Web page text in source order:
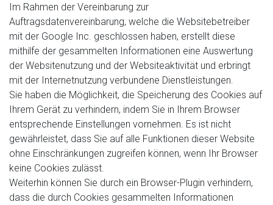
Im Rahmen der Vereinbarung zur
Auftragsdatenvereinbarung, welche die Websitebetreiber
mit der Google Inc. geschlossen haben, erstellt diese
mithilfe der gesammelten Informationen eine Auswertung
der Websitenutzung und der Websiteaktivität und erbringt
mit der Internetnutzung verbundene Dienstleistungen.
Sie haben die Möglichkeit, die Speicherung des Cookies auf
Ihrem Gerät zu verhindern, indem Sie in Ihrem Browser
entsprechende Einstellungen vornehmen. Es ist nicht
gewährleistet, dass Sie auf alle Funktionen dieser Website
ohne Einschränkungen zugreifen können, wenn Ihr Browser
keine Cookies zulässt.
Weiterhin können Sie durch ein Browser-Plugin verhindern,
dass die durch Cookies gesammelten Informationen